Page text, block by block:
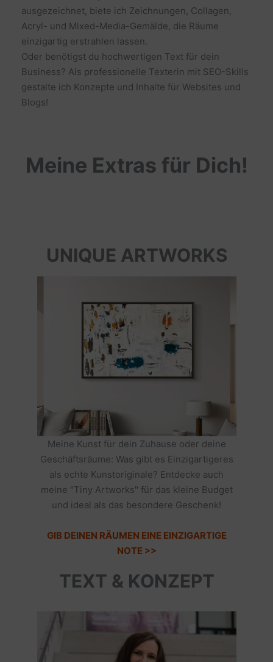
ausgezeichnet, biete ich Zeichnungen, Collagen,
Acryl- und Mixed-Media-Gemälde, die Räume
einzigartig erstrahlen lassen.
Oder benötigst du hochwertigen Text für dein
Business? Als professionelle Texterin mit SEO-Skills
gestalte ich Konzepte und Inhalte für Websites und
Blogs!
Meine Extras für Dich!
UNIQUE ARTWORKS
Meine Kunst für dein Zuhause oder deine
Geschäftsräume: Was gibt es Einzigartigeres
als echte Kunstoriginale? Entdecke auch
meine "Tiny Artworks" für das kleine Budget
und ideal als das besondere Geschenk!
GIB DEINEN RÄUMEN EINE EINZIGARTIGE
NOTE >>
TEXT & KONZEPT